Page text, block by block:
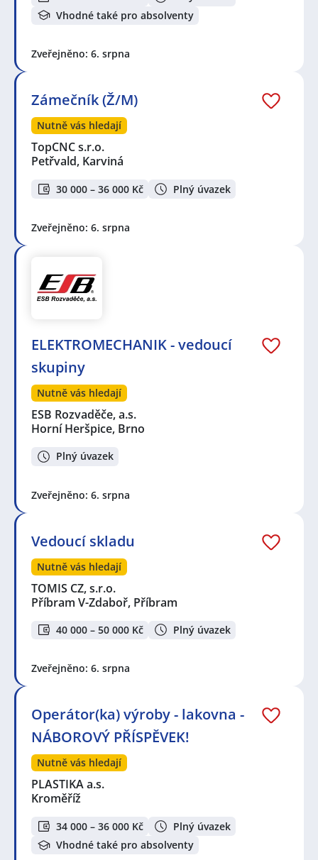
Vhodné také pro absolventy
Zveřejněno: 6. srpna
Zámečník (Ž/M)
Nutně vás hledají
TopCNC s.r.o.
Petřvald, Karviná
30 000 – 36 000 Kč Plný úvazek
Zveřejněno: 6. srpna
ELEKTROMECHANIK - vedoucí
skupiny
Nutně vás hledají
ESB Rozvaděče, a.s.
Horní Heršpice, Brno
Plný úvazek
Zveřejněno: 6. srpna
Vedoucí skladu
Nutně vás hledají
TOMIS CZ, s.r.o.
Příbram V-Zdaboř, Příbram
40 000 – 50 000 Kč Plný úvazek
Zveřejněno: 6. srpna
Operátor(ka) výroby - lakovna -
NÁBOROVÝ PŘÍSPĚVEK!
Nutně vás hledají
PLASTIKA a.s.
Kroměříž
34 000 – 36 000 Kč
Plný úvazek
Vhodné také pro absolventy